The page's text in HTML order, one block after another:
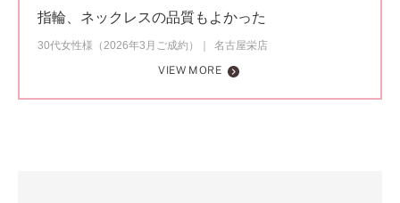
指輪、ネックレスの品質もよかった
30代女性様（2026年3月ご成約）
名古屋栄店
VIEW MORE